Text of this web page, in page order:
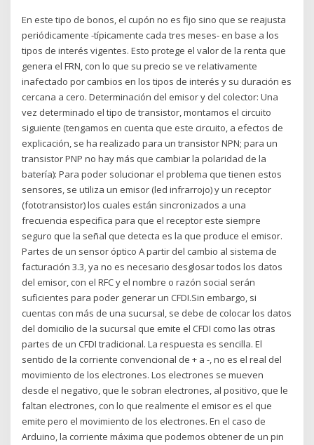
En este tipo de bonos, el cupón no es fijo sino que se reajusta
periódicamente -típicamente cada tres meses- en base a los
tipos de interés vigentes. Esto protege el valor de la renta que
genera el FRN, con lo que su precio se ve relativamente
inafectado por cambios en los tipos de interés y su duración es
cercana a cero. Determinación del emisor y del colector: Una
vez determinado el tipo de transistor, montamos el circuito
siguiente (tengamos en cuenta que este circuito, a efectos de
explicación, se ha realizado para un transistor NPN; para un
transistor PNP no hay más que cambiar la polaridad de la
batería): Para poder solucionar el problema que tienen estos
sensores, se utiliza un emisor (led infrarrojo) y un receptor
(fototransistor) los cuales están sincronizados a una
frecuencia especifica para que el receptor este siempre
seguro que la señal que detecta es la que produce el emisor.
Partes de un sensor óptico A partir del cambio al sistema de
facturación 3.3, ya no es necesario desglosar todos los datos
del emisor, con el RFC y el nombre o razón social serán
suficientes para poder generar un CFDI.Sin embargo, si
cuentas con más de una sucursal, se debe de colocar los datos
del domicilio de la sucursal que emite el CFDI como las otras
partes de un CFDI tradicional. La respuesta es sencilla. El
sentido de la corriente convencional de + a -, no es el real del
movimiento de los electrones. Los electrones se mueven
desde el negativo, que le sobran electrones, al positivo, que le
faltan electrones, con lo que realmente el emisor es el que
emite pero el movimiento de los electrones. En el caso de
Arduino, la corriente máxima que podemos obtener de un pin